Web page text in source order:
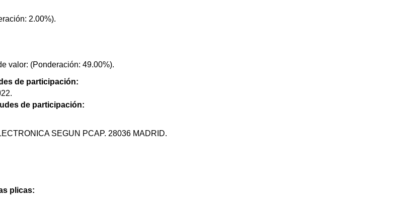
2.00%).
valor: (Ponderación: 49.00%).
de participación:
de participación:
SEGUN PCAP. 28036 MADRID.
plicas: